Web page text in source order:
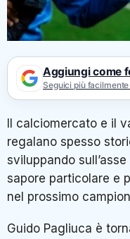
Aggiungi come
Seguici più
Il calciomercato e il
regalano spesso
sviluppando
sapore particolare e
nel prossimo
Guido Pagliuca è